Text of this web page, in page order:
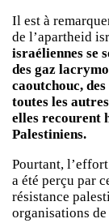
Il est à
de l’apartheid
israéliennes se
des gaz
caoutchouc,
toutes les
elles recourent
Palestiniens.
Pourtant,
a été perçu par
résistance
organisations